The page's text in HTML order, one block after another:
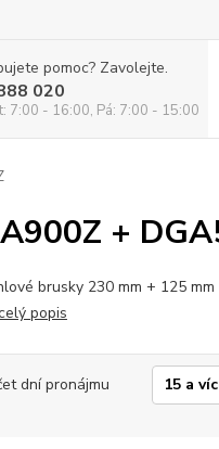
pomoc? Zavolejte.
020
7:00 - 16:00, Pá: 7:00 - 15:00
+
brusky 230 mm + 125
popis
dní pronájmu